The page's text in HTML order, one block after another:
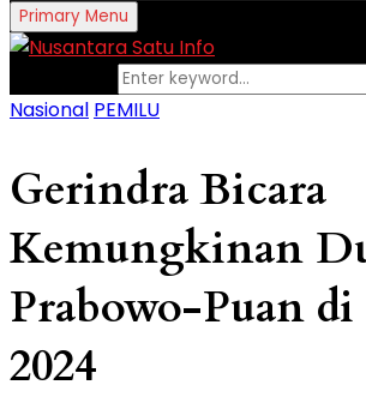
Primary Menu
Nasional PEMILU
Gerindra Bicara
Kemungkinan
Prabowo-Puan di
2024